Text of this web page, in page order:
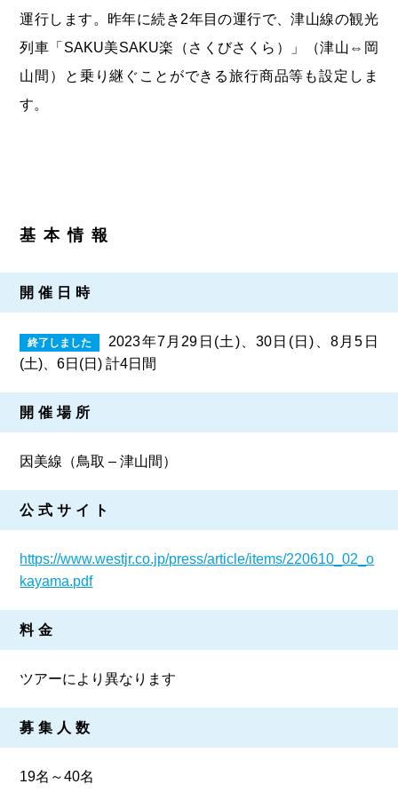
せとうちのおいしいシリーズ
生スフレ ふわり～ぬ
第10回 岡山・備後の果物 第9回 岡山・備後のうめぇもん
第8回 岡山市 第7回 美作市/西粟倉村/奈義町/勝央町
スローライフ列車
運行します。昨年に続き2年目の運行で、津山線の観光
列車「SAKU美SAKU楽（さくびさくら）」（津山⇔岡
山間）と乗り継ぐことができる旅行商品等も設定しま
す。
基本情報
開催日時
2023年7月29日(土)、30日(日)、8月5日
(土)、6日(日) 計4日間
開催場所
因美線（鳥取 – 津山間）
公式サイト
https://www.westjr.co.jp/press/article/items/220610_02_o
kayama.pdf
料金
ツアーにより異なります
募集人数
19名～40名